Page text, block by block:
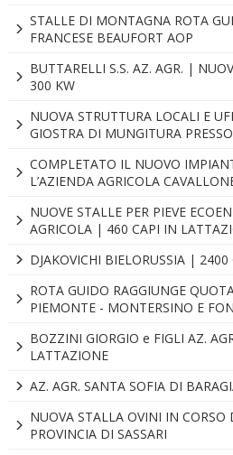
STALLE DI MONTAGNA ROTA
FRANCESE BEAUFORT AOP
BUTTARELLI S.S. AZ. AGR. |
300 KW
NUOVA STRUTTURA LOCALI E
GIOSTRA DI MUNGITURA
COMPLETATO IL NUOVO
L’AZIENDA AGRICOLA
NUOVE STALLE PER PIEVE
AGRICOLA | 460 CAPI IN
DJAKOVICHI BIELORUSSIA |
ROTA GUIDO RAGGIUNGE
PIEMONTE - MONTERSINO E
BOZZINI GIORGIO e FIGLI AZ.
LATTAZIONE
AZ. AGR. SANTA SOFIA DI
NUOVA STALLA OVINI IN
PROVINCIA DI SASSARI